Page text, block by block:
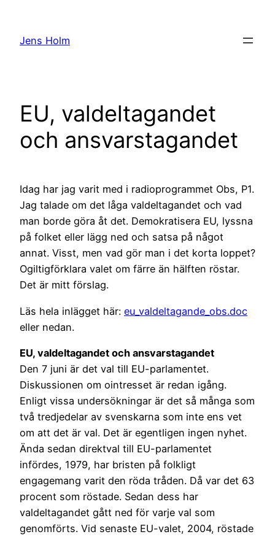
innehåll
Jens Holm
EU, valdeltagandet
och ansvarstagandet
Idag har jag varit med i radioprogrammet Obs, P1.
Jag talade om det låga valdeltagandet och vad
man borde göra åt det. Demokratisera EU, lyssna
på folket eller lägg ned och satsa på något
annat. Visst, men vad gör man i det korta loppet?
Ogiltigförklara valet om färre än hälften röstar.
Det är mitt förslag.
Läs hela inlägget här: eu_valdeltagande_obs.doc
eller nedan.
EU, valdeltagandet och ansvarstagandet
Den 7 juni är det val till EU-parlamentet.
Diskussionen om ointresset är redan igång.
Enligt vissa undersökningar är det så många som
två tredjedelar av svenskarna som inte ens vet
om att det är val. Det är egentligen ingen nyhet.
Ända sedan direktval till EU-parlamentet
infördes, 1979, har bristen på folkligt
engagemang varit den röda tråden. Då var det 63
procent som röstade. Sedan dess har
valdeltagandet gått ned för varje val som
genomförts. Vid senaste EU-valet, 2004, röstade